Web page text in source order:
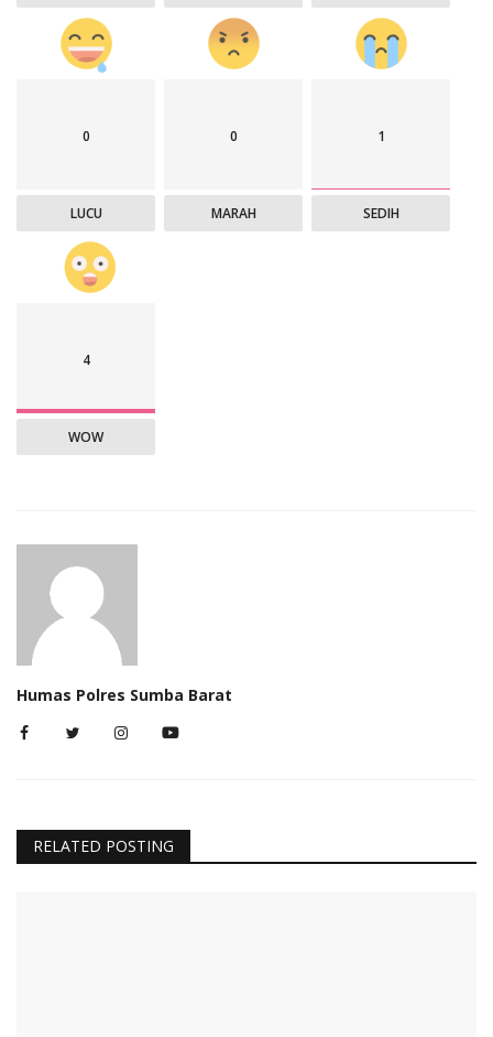
0
LUCU
0
MARAH
1
SEDIH
4
WOW
Humas Polres Sumba Barat
RELATED POSTING